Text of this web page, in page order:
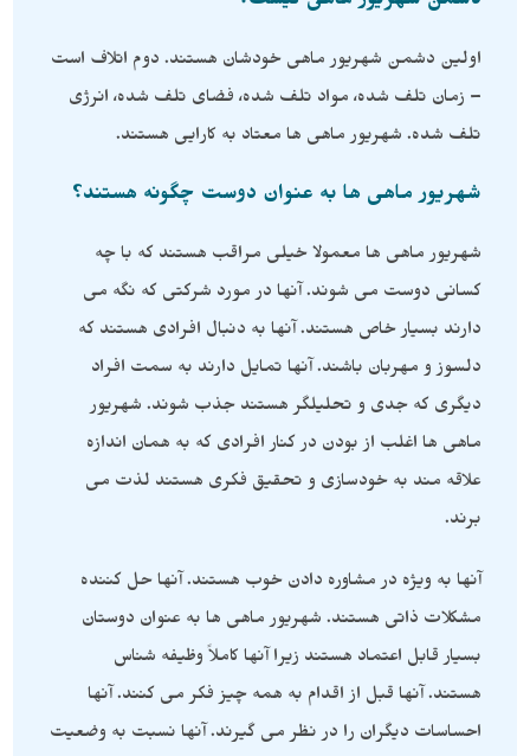
اولین دشمن شهریور ماهی خودشان هستند. دوم اتلاف است
– زمان تلف شده، مواد تلف شده، فضای تلف شده، انرژی
تلف شده. شهریور ماهی ها معتاد به کارایی هستند.
شهریور ماهی ها به عنوان دوست چگونه هستند؟
شهریور ماهی ها معمولا خیلی مراقب هستند که با چه
کسانی دوست می شوند. آنها در مورد شرکتی که نگه می
دارند بسیار خاص هستند. آنها به دنبال افرادی هستند که
دلسوز و مهربان باشند. آنها تمایل دارند به سمت افراد
دیگری که جدی و تحلیلگر هستند جذب شوند. شهریور
ماهی ها اغلب از بودن در کنار افرادی که به همان اندازه
علاقه مند به خودسازی و تحقیق فکری هستند لذت می
برند.
آنها به ویژه در مشاوره دادن خوب هستند. آنها حل کننده
مشکلات ذاتی هستند. شهریور ماهی ها به عنوان دوستان
بسیار قابل اعتماد هستند زیرا آنها کاملاً وظیفه شناس
هستند. آنها قبل از اقدام به همه چیز فکر می کنند. آنها
احساسات دیگران را در نظر می گیرند. آنها نسبت به وضعیت